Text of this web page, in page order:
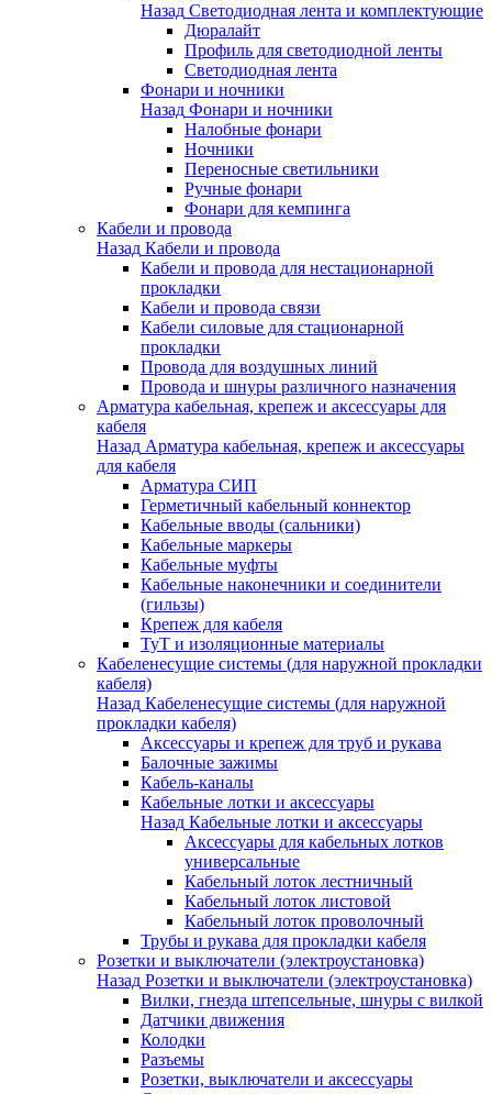
Назад Светодиодная лента и комплектующие
Дюралайт
Профиль для светодиодной ленты
Светодиодная лента
Фонари и ночники
Назад Фонари и ночники
Налобные фонари
Ночники
Переносные светильники
Ручные фонари
Фонари для кемпинга
Кабели и провода
Назад Кабели и провода
Кабели и провода для нестационарной
прокладки
Кабели и провода связи
Кабели силовые для стационарной
прокладки
Провода для воздушных линий
Провода и шнуры различного назначения
Арматура кабельная, крепеж и аксессуары для
кабеля
Назад Арматура кабельная, крепеж и аксессуары
для кабеля
Арматура СИП
Герметичный кабельный коннектор
Кабельные вводы (сальники)
Кабельные маркеры
Кабельные муфты
Кабельные наконечники и соединители
(гильзы)
Крепеж для кабеля
ТуТ и изоляционные материалы
Кабеленесущие системы (для наружной прокладки
кабеля)
Назад Кабеленесущие системы (для наружной
прокладки кабеля)
Аксессуары и крепеж для труб и рукава
Балочные зажимы
Кабель-каналы
Кабельные лотки и аксессуары
Назад Кабельные лотки и аксессуары
Аксессуары для кабельных лотков
универсальные
Кабельный лоток лестничный
Кабельный лоток листовой
Кабельный лоток проволочный
Трубы и рукава для прокладки кабеля
Розетки и выключатели (электроустановка)
Назад Розетки и выключатели (электроустановка)
Вилки, гнезда штепсельные, шнуры с вилкой
Датчики движения
Колодки
Разъемы
Розетки, выключатели и аксессуары